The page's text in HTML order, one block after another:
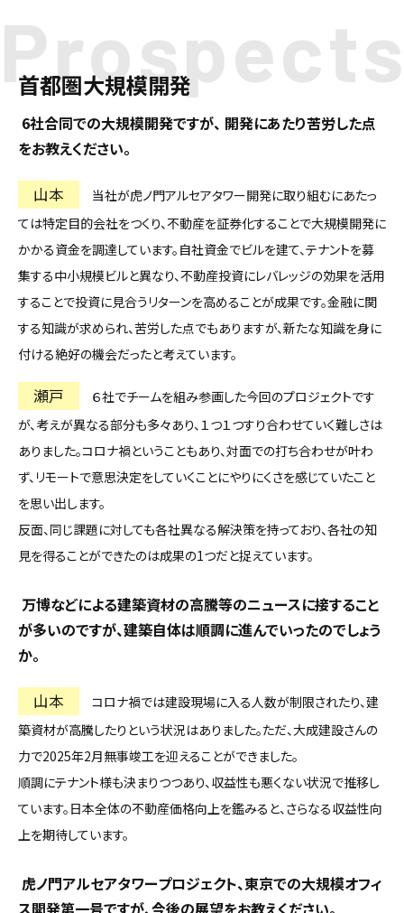
首都圏大規模開発
―― 6社合同での大規模開発ですが、 開発にあたり苦労した点
をお教えください。
山本
当社が虎ノ門アルセアタワー開発に取り組むにあたっ
ては特定目的会社をつくり、不動産を証券化することで大規模開発に
かかる資金を調達しています。自社資金でビルを建て、テナントを募
集する中小規模ビルと異なり、不動産投資にレバレッジの効果を活用
することで投資に見合うリターンを高めることが成果です。金融に関
する知識が求められ、苦労した点でもありますが、新たな知識を身に
付ける絶好の機会だったと考えています。
瀬戸
６社でチームを組み参画した今回のプロジェクトです
が、考えが異なる部分も多々あり、１つ１つすり合わせていく難しさは
ありました。コロナ禍ということもあり、対面での打ち合わせが叶わ
ず、リモートで意思決定をしていくことにやりにくさを感じていたこと
を思い出します。
反面、同じ課題に対しても各社異なる解決策を持っており、各社の知
見を得ることができたのは成果の1つだと捉えています。
―― 万博などによる建築資材の高騰等のニュースに接すること
が多いのですが、建築自体は順調に進んでいったのでしょう
か。
山本
コロナ禍では建設現場に入る人数が制限されたり、建
築資材が高騰したりという状況はありました。ただ、大成建設さんの
力で2025年2月無事竣工を迎えることができました。
順調にテナント様も決まりつつあり、収益性も悪くない状況で推移し
ています。日本全体の不動産価格向上を鑑みると、さらなる収益性向
上を期待しています。
―― 虎ノ門アルセアタワープロジェクト、東京での大規模オフィ